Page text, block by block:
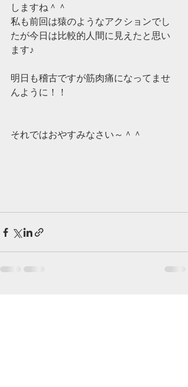
しますね＾＾
私も前回は猿のようなアクションでし
たが今日は比較的人間に見えたと思い
ます♪
明日も稽古ですが筋肉痛になってませ
んように！！
それではおやすみなさい～＾＾